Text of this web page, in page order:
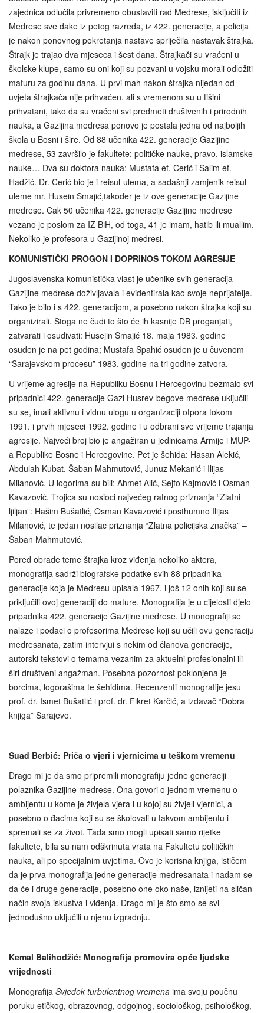
zajednica odlučila privremeno obustaviti rad Medrese, isključiti iz
Medrese sve đake iz petog razreda, iz 422. generacije, a policija
je nakon ponovnog pokretanja nastave spriječila nastavak štrajka.
Štrajk je trajao dva mjeseca i šest dana. Štrajkači su vraćeni u
školske klupe, samo su oni koji su pozvani u vojsku morali odložiti
maturu za godinu dana. U prvi mah nakon štrajka nijedan od
uvjeta štrajkača nije prihvaćen, ali s vremenom su u tišini
prihvatani, tako da su vraćeni svi predmeti društvenih i prirodnih
nauka, a Gazijina medresa ponovo je postala jedna od najboljih
škola u Bosni i šire. Od 88 učenika 422. generacije Gazijine
medrese, 53 završilo je fakultete: političke nauke, pravo, islamske
nauke… Dva su doktora nauka: Mustafa ef. Cerić i Salim ef.
Hadžić. Dr. Cerić bio je i reisul-ulema, a sadašnji zamjenik reisul-
uleme mr. Husein Smajić,također je iz ove generacije Gazijine
medrese. Čak 50 učenika 422. generacije Gazijine medrese
vezano je poslom za IZ BiH, od toga, 41 je imam, hatib ili muallim.
Nekoliko je profesora u Gazijinoj medresi.
KOMUNISTIČKI PROGON I DOPRINOS TOKOM AGRESIJE
Jugoslavenska komunistička vlast je učenike svih generacija
Gazijine medrese doživljavala i evidentirala kao svoje neprijatelje.
Tako je bilo i s 422. generacijom, a posebno nakon štrajka koji su
organizirali. Stoga ne čudi to što će ih kasnije DB proganjati,
zatvarati i osuđivati: Husejin Smajić 18. maja 1983. godine
osuđen je na pet godina; Mustafa Spahić osuđen je u čuvenom
“Sarajevskom procesu” 1983. godine na tri godine zatvora.
U vrijeme agresije na Republiku Bosnu i Hercegovinu bezmalo svi
pripadnici 422. generacije Gazi Husrev-begove medrese uključili
su se, imali aktivnu i vidnu ulogu u organizaciji otpora tokom
1991. i prvih mjeseci 1992. godine i u odbrani sve vrijeme trajanja
agresije. Najveći broj bio je angažiran u jedinicama Armije i MUP-
a Republike Bosne i Hercegovine. Pet je šehida: Hasan Alekić,
Abdulah Kubat, Šaban Mahmutović, Junuz Mekanić i Ilijas
Milanović. U logorima su bili: Ahmet Alić, Sejfo Kajmović i Osman
Kavazović. Trojica su nosioci najvećeg ratnog priznanja “Zlatni
ljiljan”: Hašim Bušatlić, Osman Kavazović i posthumno Ilijas
Milanović, te jedan nosilac priznanja “Zlatna policijska značka” –
Šaban Mahmutović.
Pored obrade teme štrajka kroz viđenja nekoliko aktera,
monografija sadrži biografske podatke svih 88 pripadnika
generacije koja je Medresu upisala 1967. i još 12 onih koji su se
priključili ovoj generaciji do mature. Monografija je u cijelosti djelo
pripadnika 422. generacije Gazijine medrese. U monografiji se
nalaze i podaci o profesorima Medrese koji su učili ovu generaciju
medresanata, zatim intervjui s nekim od članova generacije,
autorski tekstovi o temama vezanim za aktuelni profesionalni ili
širi društveni angažman. Posebna pozornost poklonjena je
borcima, logorašima te šehidima. Recenzenti monografije jesu
prof. dr. Ismet Bušatlić i prof. dr. Fikret Karčić, a izdavač “Dobra
knjiga” Sarajevo.
Suad Berbić: Priča o vjeri i vjernicima u teškom vremenu
Drago mi je da smo pripremili monografiju jedne generaciji
polaznika Gazijine medrese. Ona govori o jednom vremenu o
ambijentu u kome je živjela vjera i u kojoj su živjeli vjernici, a
posebno o đacima koji su se školovali u takvom ambijentu i
spremali se za život. Tada smo mogli upisati samo rijetke
fakultete, bila su nam odškrinuta vrata na Fakultetu političkih
nauka, ali po specijalnim uvjetima. Ovo je korisna knjiga, ističem
da je prva monografija jedne generacije medresanata i nadam se
da će i druge generacije, posebno one oko naše, iznijeti na sličan
način svoja iskustva i viđenja. Drago mi je što smo se svi
jednodušno uključili u njenu izgradnju.
Kemal Balihodžić: Monografija promovira opće ljudske
vrijednosti
Monografija Svjedok turbulentnog vremena ima svoju poučnu
poruku etičkog, obrazovnog, odgojnog, sociološkog, psihološkog,